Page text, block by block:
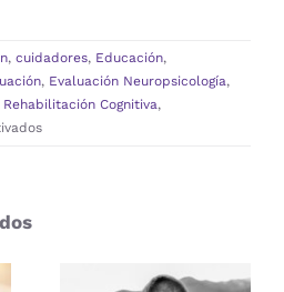
, cuidadores, Educación,
, Evaluación Neuropsicología,
Rehabilitación Cognitiva,
en